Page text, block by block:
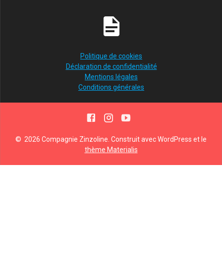
Politique de cookies
Déclaration de confidentialité
Mentions légales
Conditions générales
© 2026 Compagnie Zinzoline. Construit avec WordPress et le
thème Materialis